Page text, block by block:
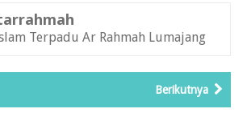
Terpadu Ar Rahmah Lumajang
Berikutnya